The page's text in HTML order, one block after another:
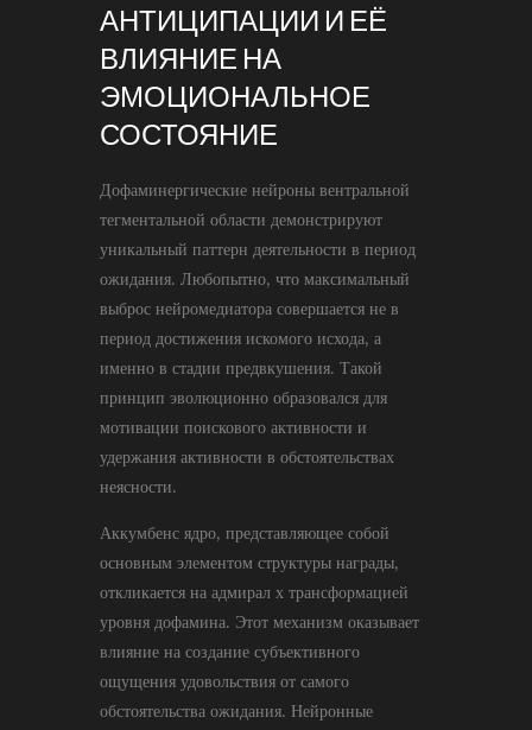
АНТИЦИПАЦИИ И ЕЁ
ВЛИЯНИЕ НА
ЭМОЦИОНАЛЬНОЕ
СОСТОЯНИЕ
Дофаминергические нейроны вентральной
тегментальной области демонстрируют
уникальный паттерн деятельности в период
ожидания. Любопытно, что максимальный
выброс нейромедиатора совершается не в
период достижения искомого исхода, а
именно в стадии предвкушения. Такой
принцип эволюционно образовался для
мотивации поискового активности и
удержания активности в обстоятельствах
неясности.
Аккумбенс ядро, представляющее собой
основным элементом структуры награды,
откликается на адмирал х трансформацией
уровня дофамина. Этот механизм оказывает
влияние на создание субъективного
ощущения удовольствия от самого
обстоятельства ожидания. Нейронные